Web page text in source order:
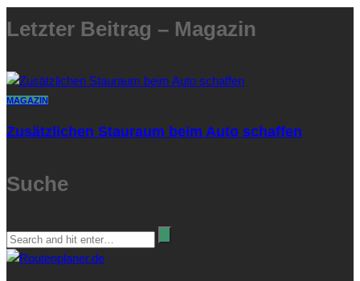
Letzter Beitrag – Magazin
MAGAZIN
Zusätzlichen Stauraum beim Auto schaffen
Suche